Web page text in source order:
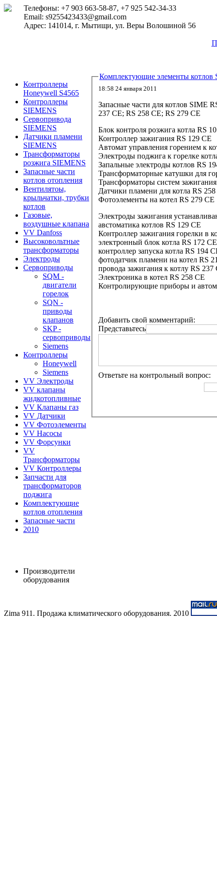
Телефоны: +7 903 663-58-87, +7 925 542-34-33
Email: s9255423433@gmail.com
Адрес: 141014, г. Мытищи, ул. Веры Волошиной 56
Контроллеры
Honeywell S4565
Контроллеры
SIEMENS
Сервопривода
SIEMENS
Датчики пламени
SIEMENS
Трансформаторы
розжига SIEMENS
Запасные части
котлов отопления
Вентилятоы,
крыльчатки, трубки
котлов
Газовые,
воздушные клапана
VV Danfoss
Высоковольтные
трансформаторы
Электроды
Сервоприводы
SQM -
двигатели
горелок
SQN -
приводы
клапанов
SKP -
сервоприводы
Siemens
Контроллеры
Honeywell
Siemens
VV Электроды
VV клапаны
жидкотопливные
VV Клапаны газ
VV Датчики
VV Фотоэлементы
VV Насосы
VV Форсунки
VV
Трансформаторы
VV Контроллеры
Запчасти для
трансформаторов
поджига
Комплектующие
котлов отопления
Запасные части
2010
Производители
оборудования
Комплектующие элементы котлов
18:58 24 января 2011
Запасные части для котлов SIME
237 CE; RS 258 CE; RS 279 CE
Блок контроля розжига котла RS
Контроллер зажигания RS 129 CE
Автомат управления горением к
Электроды поджига к горелке
Запальные электроды котлов RS
Трансформаторные катушки для
Трансформаторы систем
Датчики пламени для котла RS
Фотоэлементы на котел RS 279 CE
Электроды зажигания
австоматика котлов RS 129 CE
Контроллер зажигания горелки в
электронный блок котла RS 172 CE
контроллер запуска котла RS 194
фотодатчик пламени на котел RS
провода зажигания к котлу RS 237
Электроника в котел RS 258 CE
Контролирующие приборы и
Добавить свой комментарий:
Представьтесь
Ответьте на контрольный вопрос:
Zima 911. Продажа климатического оборудования. 2010